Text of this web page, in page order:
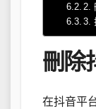
2.
3.
刪除
在抖音平